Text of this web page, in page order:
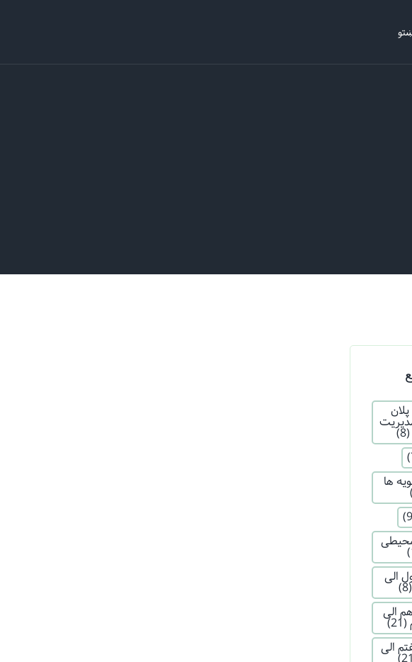
(8)
ها
الی
الی
(21)
الی